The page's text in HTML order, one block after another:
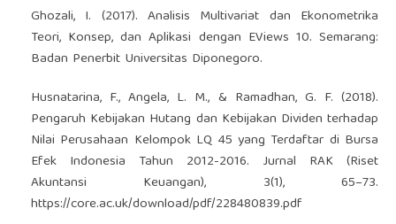
Ghozali, I. (2017). Analisis Multivariat dan Ekonometrika
Teori, Konsep, dan Aplikasi dengan EViews 10. Semarang:
Badan Penerbit Universitas Diponegoro.
Husnatarina, F., Angela, L. M., & Ramadhan, G. F. (2018).
Pengaruh Kebijakan Hutang dan Kebijakan Dividen terhadap
Nilai Perusahaan Kelompok LQ 45 yang Terdaftar di Bursa
Efek Indonesia Tahun 2012-2016. Jurnal RAK (Riset
Akuntansi Keuangan), 3(1), 65–73.
https://core.ac.uk/download/pdf/228480839.pdf